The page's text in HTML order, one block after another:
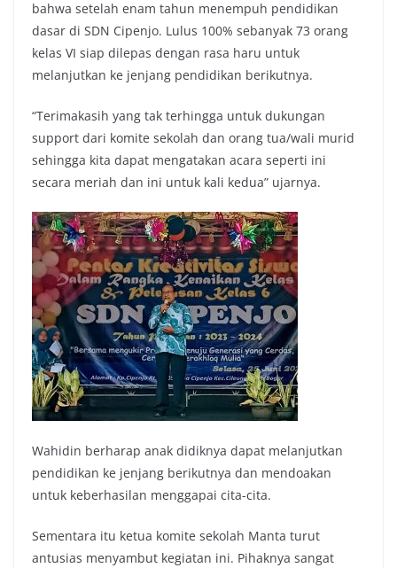
bahwa setelah enam tahun menempuh pendidikan
dasar di SDN Cipenjo. Lulus 100% sebanyak 73 orang
kelas VI siap dilepas dengan rasa haru untuk
melanjutkan ke jenjang pendidikan berikutnya.
“Terimakasih yang tak terhingga untuk dukungan
support dari komite sekolah dan orang tua/wali murid
sehingga kita dapat mengatakan acara seperti ini
secara meriah dan ini untuk kali kedua” ujarnya.
Wahidin berharap anak didiknya dapat melanjutkan
pendidikan ke jenjang berikutnya dan mendoakan
untuk keberhasilan menggapai cita-cita.
Sementara itu ketua komite sekolah Manta turut
antusias menyambut kegiatan ini. Pihaknya sangat